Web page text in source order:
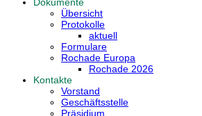
Dokumente
Übersicht
Protokolle
aktuell
Formulare
Rochade Europa
Rochade 2026
Kontakte
Vorstand
Geschäftsstelle
Präsidium